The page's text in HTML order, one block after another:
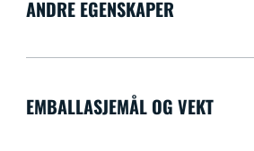
ANDRE EGENSKAPER
EMBALLASJEMÅL OG VEKT